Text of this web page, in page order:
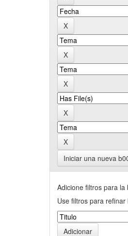
Iniciar una nueva
Adicione filtros para la
Use filtros para